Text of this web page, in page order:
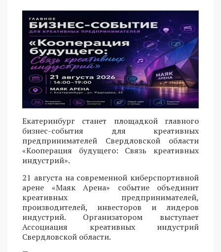
Екатеринбург станет площадкой главного
бизнес-события для креативных
предпринимателей Свердловской области
«Кооперация будущего: Связь креативных
индустрий».
21 августа на современной киберспортивной
арене «Маяк Арена» событие объединит
креативных предпринимателей,
производителей, инвесторов и лидеров
индустрий. Организатором выступает
Ассоциация креативных индустрий
Свердловской области.